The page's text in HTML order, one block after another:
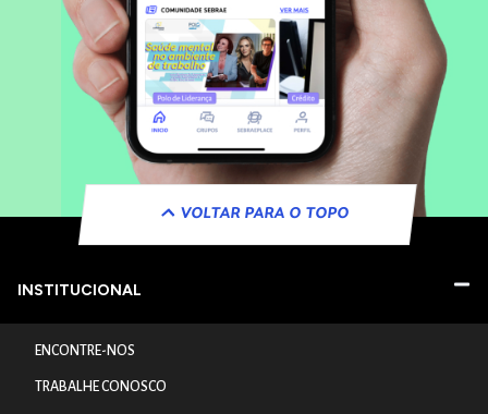
VOLTAR PARA O TOPO
INSTITUCIONAL
ENCONTRE-NOS
TRABALHE CONOSCO